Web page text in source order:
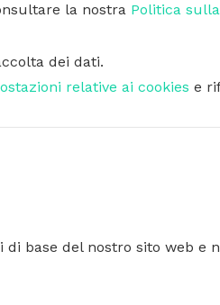
la nostra Politica
dei dati.
relative ai cookies e
base del nostro sito web e